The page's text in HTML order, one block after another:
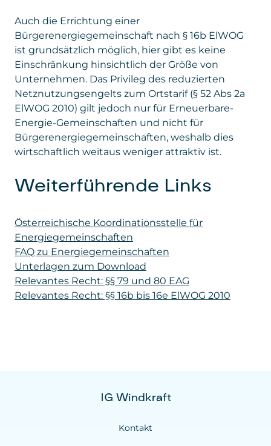
Auch die Errichtung einer
Bürgerenergiegemeinschaft nach § 16b ElWOG
ist grundsätzlich möglich, hier gibt es keine
Einschränkung hinsichtlich der Größe von
Unternehmen. Das Privileg des reduzierten
Netznutzungsengelts zum Ortstarif (§ 52 Abs 2a
ElWOG 2010) gilt jedoch nur für Erneuerbare-
Energie-Gemeinschaften und nicht für
Bürgerenergiegemeinschaften, weshalb dies
wirtschaftlich weitaus weniger attraktiv ist.
Weiterführende Links
Österreichische Koordinationsstelle für
Energiegemeinschaften
FAQ zu Energiegemeinschaften
Unterlagen zum Download
Relevantes Recht: §§ 79 und 80 EAG
Relevantes Recht: §§ 16b bis 16e ElWOG 2010
IG Windkraft
Kontakt